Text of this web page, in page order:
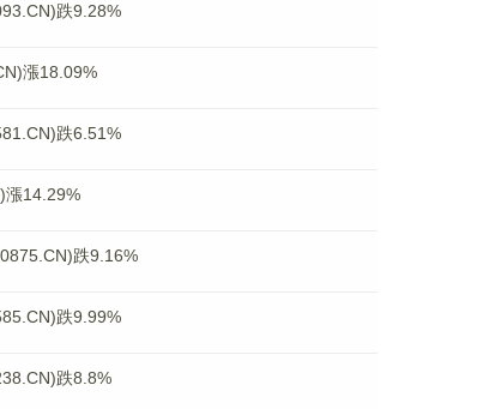
跌9.28%
漲18.09%
跌6.51%
漲14.29%
跌9.16%
跌9.99%
跌8.8%